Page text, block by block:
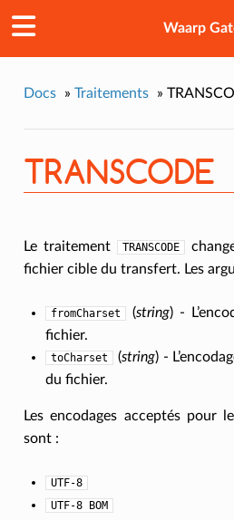
Waarp
Docs » Traitements »
TRANSCODE
Le traitement TRANSCODE
fichier cible du transfert. Les
fromCharset (string) -
fichier.
toCharset (string) -
du fichier.
Les encodages acceptés pour
sont :
UTF-8
UTF-8 BOM